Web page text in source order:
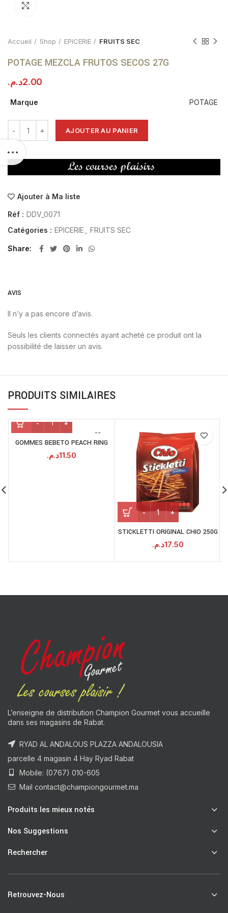
Accueil Shop EPICERIE FRUITS SEC
POTAGE MEZCLA FRUTOS SECOS 27G
2.00د.م.
Marque POTAGE
AJOUTER AU PANIER
Ajouter à Ma liste
Réf : DDV_0071
Catégories : EPICERIE FRUITS SEC
Share
AVIS
Il n’y a pas encore d’avis.
Seuls les clients connectés ayant acheté ce produit ont la
possibilité de laisser un avis.
PRODUITS SIMILAIRES
GOMMES BEBETO PEACH RING
11.50د.م.
STICKLETTI ORIGINAL CHIO 250G
17.50د.م.
L’enseigne de distribution Champion Gourmet vous accueille
dans ses magasins de Rabat.
RYAD AL ANDALOUS PLAZZA ANDALOUSIA
parcelle 4 magasin 4 Hay Ryad Rabat
Mobile: (0767) 010-605
Mail contact@championgourmet.ma
Produits les mieux notés
Nos Suggestions
Rechercher
Retrouvez-Nous